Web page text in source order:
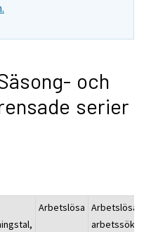
och
serier
Arbetslösa Arbetslösa